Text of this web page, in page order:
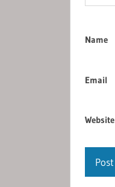
Name
Email
Website